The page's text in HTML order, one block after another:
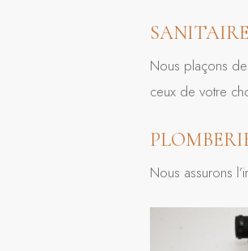
Nous plaçons
ceux de votre
Nous assurons